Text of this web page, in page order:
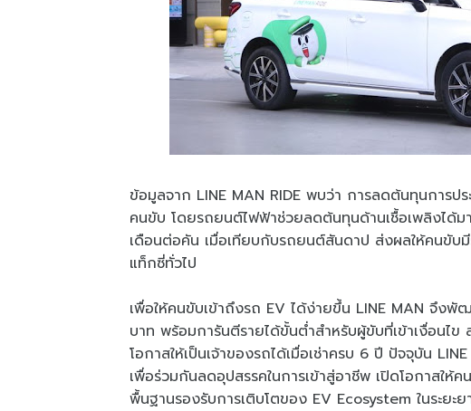
ข้อมูลจาก LINE MAN RIDE พบว่า การลดต้นทุนการ
คนขับ โดยรถยนต์ไฟฟ้าช่วยลดต้นทุนด้านเชื้อเพลิงได้
เดือนต่อคัน เมื่อเทียบกับรถยนต์สันดาป ส่งผลให้คนขับ
แท็กซี่ทั่วไป
เพื่อให้คนขับเข้าถึงรถ EV ได้ง่ายขึ้น LINE MAN จึงพั
บาท พร้อมการันตีรายได้ขั้นต่ำสำหรับผู้ขับที่เข้าเงื่อนไ
โอกาสให้เป็นเจ้าของรถได้เมื่อเช่าครบ 6 ปี ปัจจุบัน
เพื่อร่วมกันลดอุปสรรคในการเข้าสู่อาชีพ เปิดโอกาสให้
พื้นฐานรองรับการเติบโตของ EV Ecosystem ในระยะย